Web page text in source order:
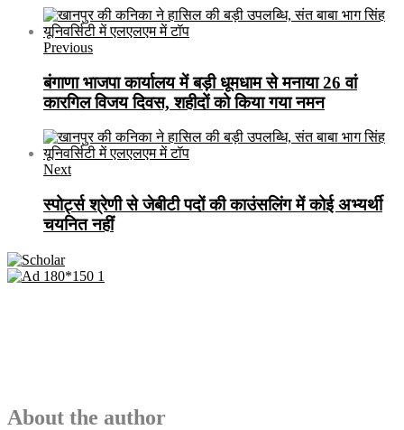
Previous
बंगाणा भाजपा कार्यालय में बड़ी धूमधाम से मनाया 26 वां
कारगिल विजय दिवस, शहीदों को किया गया नमन
Next
स्पोर्ट्स श्रेणी से जेबीटी पदों की काउंसलिंग में कोई अभ्यर्थी
चयनित नहीं
About the author